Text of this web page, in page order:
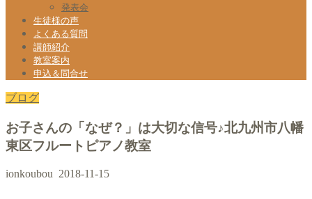
発表会
生徒様の声
よくある質問
講師紹介
教室案内
申込＆問合せ
ブログ
お子さんの「なぜ？」は大切な信号♪北九州市八幡
東区フルートピアノ教室
ionkoubou 2018-11-15